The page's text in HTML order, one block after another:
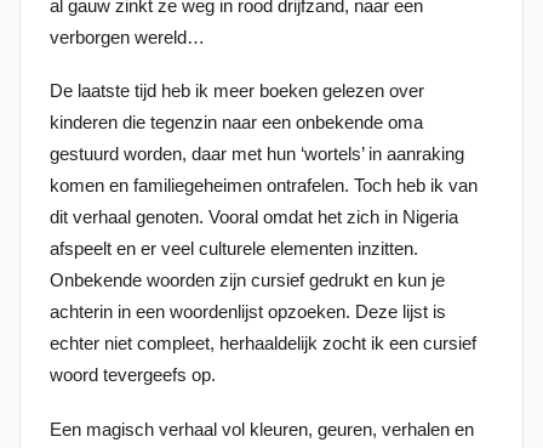
t
m
b
e
r
2
0
2
2
al gauw zinkt ze weg in rood drijfzand, naar een
verborgen wereld…
De laatste tijd heb ik meer boeken gelezen over
kinderen die tegenzin naar een onbekende oma
gestuurd worden, daar met hun ‘wortels’ in aanraking
komen en familiegeheimen ontrafelen. Toch heb ik van
dit verhaal genoten. Vooral omdat het zich in Nigeria
afspeelt en er veel culturele elementen inzitten.
Onbekende woorden zijn cursief gedrukt en kun je
achterin in een woordenlijst opzoeken. Deze lijst is
echter niet compleet, herhaaldelijk zocht ik een cursief
woord tevergeefs op.
Een magisch verhaal vol kleuren, geuren, verhalen en